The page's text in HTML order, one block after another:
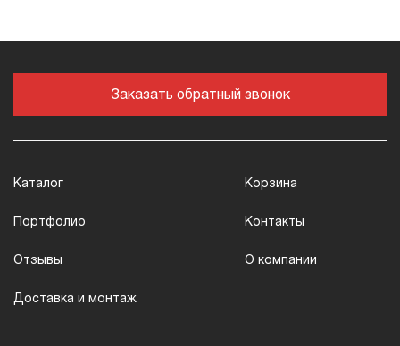
Заказать обратный звонок
Каталог Корзина
Портфолио Контакты
Отзывы О компании
Доставка и монтаж